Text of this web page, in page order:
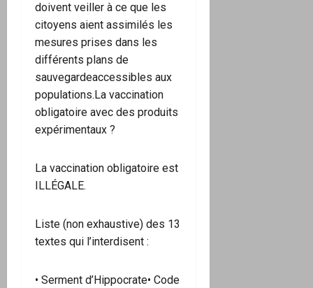
doivent veiller à ce que les
citoyens aient assimilés les
mesures prises dans les
différents plans de
sauvegardeaccessibles aux
populations.La vaccination
obligatoire avec des produits
expérimentaux ?
La vaccination obligatoire est
ILLÉGALE.
Liste (non exhaustive) des 13
textes qui l’interdisent :
• Serment d’Hippocrate• Code